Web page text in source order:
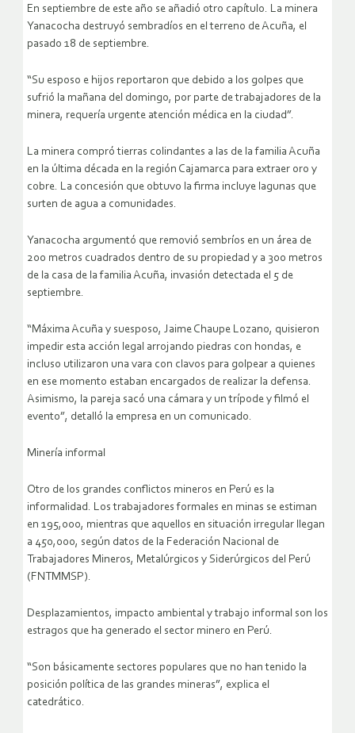
En septiembre de este año se añadió otro capítulo. La minera
Yanacocha destruyó sembradíos en el terreno de Acuña, el
pasado 18 de septiembre.
“Su esposo e hijos reportaron que debido a los golpes que
sufrió la mañana del domingo, por parte de trabajadores de la
minera, requería urgente atención médica en la ciudad”.
La minera compró tierras colindantes a las de la familia Acuña
en la última década en la región Cajamarca para extraer oro y
cobre. La concesión que obtuvo la firma incluye lagunas que
surten de agua a comunidades.
Yanacocha argumentó que removió sembríos en un área de
200 metros cuadrados dentro de su propiedad y a 300 metros
de la casa de la familia Acuña, invasión detectada el 5 de
septiembre.
“Máxima Acuña y suesposo, Jaime Chaupe Lozano, quisieron
impedir esta acción legal arrojando piedras con hondas, e
incluso utilizaron una vara con clavos para golpear a quienes
en ese momento estaban encargados de realizar la defensa.
Asimismo, la pareja sacó una cámara y un trípode y filmó el
evento”, detalló la empresa en un comunicado.
Minería informal
Otro de los grandes conflictos mineros en Perú es la
informalidad. Los trabajadores formales en minas se estiman
en 195,000, mientras que aquellos en situación irregular llegan
a 450,000, según datos de la Federación Nacional de
Trabajadores Mineros, Metalúrgicos y Siderúrgicos del Perú
(FNTMMSP).
Desplazamientos, impacto ambiental y trabajo informal son los
estragos que ha generado el sector minero en Perú.
“Son básicamente sectores populares que no han tenido la
posición política de las grandes mineras”, explica el
catedrático.